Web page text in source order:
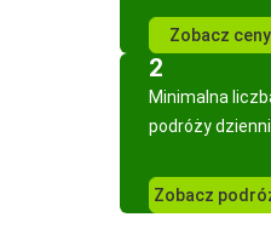
Zobacz ceny
2
Minimalna
podróży
Zobacz